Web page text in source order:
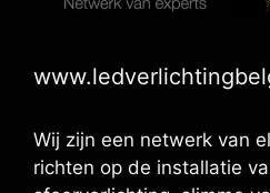
Wij zijn een netwerk van
richten op de installatie